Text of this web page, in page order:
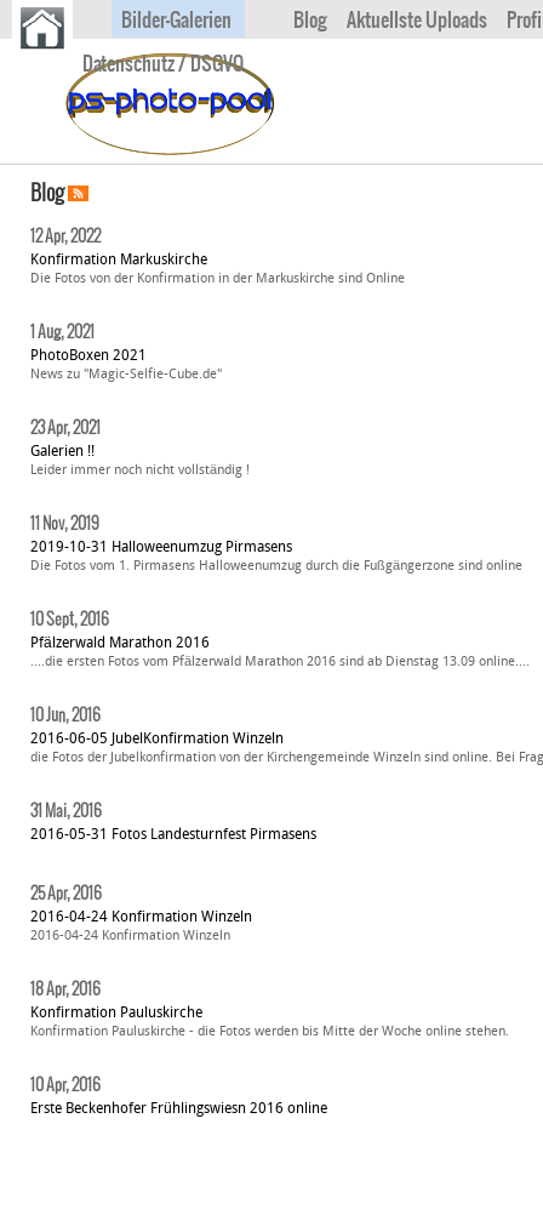
Bilder-Galerien Blog Aktuellste Uploads
Datenschutz / DSGVO
Blog
12 Apr, 2022
Konfirmation Markuskirche
Die Fotos von der Konfirmation in der Markuskirche sind Online
1 Aug, 2021
PhotoBoxen 2021
News zu "Magic-Selfie-Cube.de"
23 Apr, 2021
Galerien !!
Leider immer noch nicht vollständig !
11 Nov, 2019
2019-10-31 Halloweenumzug Pirmasens
Die Fotos vom 1. Pirmasens Halloweenumzug durch die Fußgängerzone sind online
10 Sept, 2016
Pfälzerwald Marathon 2016
....die ersten Fotos vom Pfälzerwald Marathon 2016 sind ab Dienstag 13.09 online....
10 Jun, 2016
2016-06-05 JubelKonfirmation Winzeln
die Fotos der Jubelkonfirmation von der Kirchengemeinde Winzeln sind online. Bei
31 Mai, 2016
2016-05-31 Fotos Landesturnfest Pirmasens
25 Apr, 2016
2016-04-24 Konfirmation Winzeln
2016-04-24 Konfirmation Winzeln
18 Apr, 2016
Konfirmation Pauluskirche
Konfirmation Pauluskirche - die Fotos werden bis Mitte der Woche online stehen.
10 Apr, 2016
Erste Beckenhofer Frühlingswiesn 2016 online